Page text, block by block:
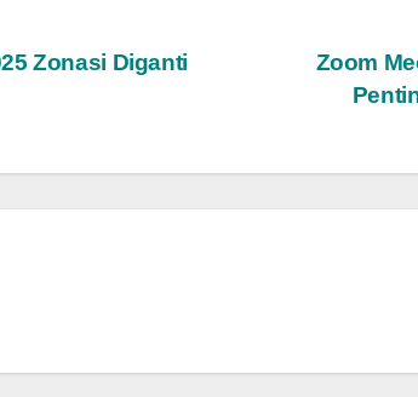
Zoom
Zonasi Diganti